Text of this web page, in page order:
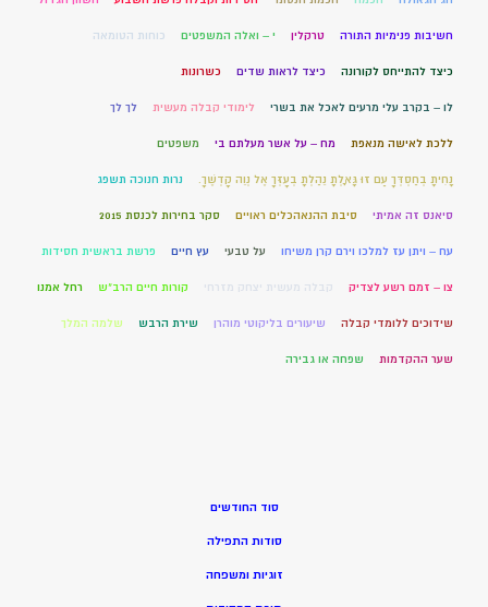
חשיבות פנימיות התורה טרקלין י – ואלה המשפטים כוחות הטומאה
כיצד להתייחס לקורונה כיצד לראות שדים כשרונות
לו – בקרב עלי מרעים לאכל את בשרי לימודי קבלה מעשית לך לך
ללכת לאישה מנאפת מח – על אשר מעלתם בי משפטים
נָחִיתָ בְחַסְדְּךָ עַם זוּ גָּאָלְתָּ נֵהַלְתָּ בְעָזְּךָ אֶל נְוֵה קָדְשֶׁךָ. נרות חנוכה תשפג
סיאנס זה אמיתי סיבת ההנאהכלים ראויים סקר בחירות לכנסת 2015
עח – ויתן עז למלכו וירם קרן משיחו על טבעי עץ חיים פרשת בראשית חסידות
צו – זמם רשע לצדיק קבלה מעשית יצחק מזרחי קורות חיים הרב"ש רחל אמנו
שידוכים ללומדי קבלה שיעורים בליקוטי מוהרן שירת הרבש שלמה המלך
שער ההקדמות שפחה או גבירה
סוד החודשים
סודות התפילה
זוגיות ומשפחה